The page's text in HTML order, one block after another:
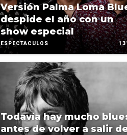
Versión Palma Loma
despide el año con un
show especial
ESPECTÁCULOS
Todavía hay mucho
antes de volver a salir